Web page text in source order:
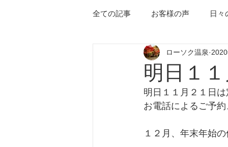
全ての記事 お客様の声 日々
当温泉について お知らせ
明日１
ローソク温泉
明日１１月２１日
お電話によるご予
１２月、年末年始